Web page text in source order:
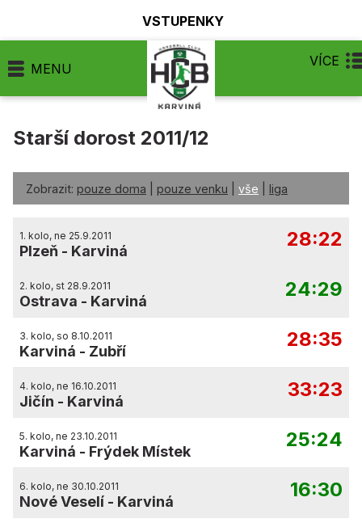
VSTUPENKY
MENU VÍCE
Starší dorost 2011/12
Zobrazit: pouze doma pouze venku vše liga
1. kolo, ne 25.9.2011
Plzeň - Karviná
28:22
2. kolo, st 28.9.2011
Ostrava - Karviná
24:29
3. kolo, so 8.10.2011
Karviná - Zubří
28:35
4. kolo, ne 16.10.2011
Jičín - Karviná
33:23
5. kolo, ne 23.10.2011
Karviná - Frýdek Místek
25:24
6. kolo, ne 30.10.2011
Nové Veselí - Karviná
16:30